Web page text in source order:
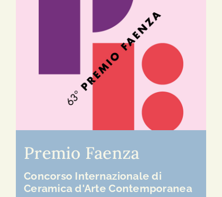
Premio Faenza
Concorso Internazionale di
Ceramica d'Arte Contemporanea